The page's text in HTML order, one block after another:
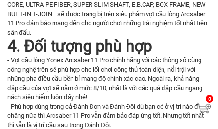
CORE, ULTRA PE FIBER, SUPER SLIM SHAFT, E.B.CAP, BOX FRAME, NEW
BUILT-IN T-JOINT sẽ được trang bị trên siêu phẩm vợt cầu lông Arcsaber
11 Pro đảm bảo mang đến cho người chơi những trải nghiệm tốt nhất trên
sân đấu.
4. Đối tượng phù hợp
- Vợt cầu lông Yonex Arcsaber 11 Pro chính hãng với các thông số cùng
công nghệ trên sẽ phù hợp cho lối chơi công thủ toàn diện, nổi trội với
những pha điều cầu bền bỉ mang độ chính xác cao. Ngoài ra, khả năng
đập cầu của vợt sẽ nằm ở mức 8/10, nhất là với các quả đập cầu ngang
nách siêu hiểm luôn đấy nhé!
- Phù hợp dùng trong cả Đánh Đơn và Đánh Đôi dù bạn có ở vị trí nào đi
chăng nữa thì Arcsaber 11 Pro vẫn đảm bảo đáp ứng tốt. Nhưng tốt nhất
thì vẫn là vị trí cầu sau trong Đánh Đôi.
0